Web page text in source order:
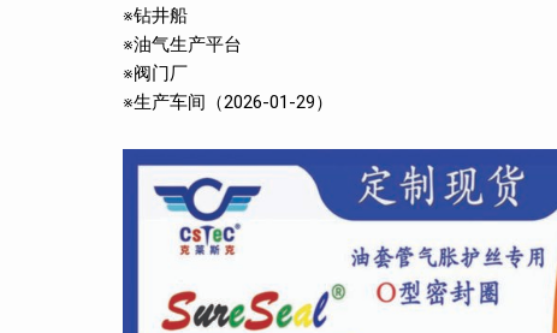
※钻井船
※油气生产平台
※阀门厂
※生产车间（2026-01-29）